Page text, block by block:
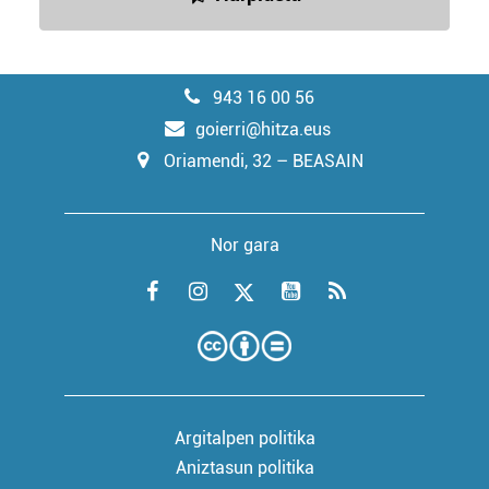
943 16 00 56
goierri@hitza.eus
Oriamendi, 32 – BEASAIN
Nor gara
Argitalpen politika
Aniztasun politika